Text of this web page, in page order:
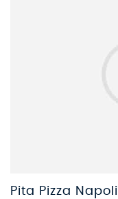
Pita Pizza Napoli